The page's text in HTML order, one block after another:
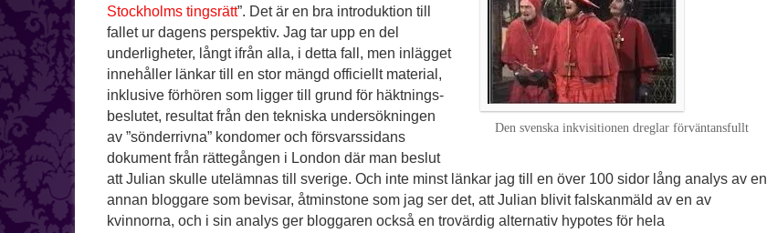
Den svenska inkvisitionen dreglar förväntansfullt
Stockholms tingsrätt”. Det är en bra introduktion till
fallet ur dagens perspektiv. Jag tar upp en del
underligheter, långt ifrån alla, i detta fall, men inlägget
innehåller länkar till en stor mängd officiellt material,
inklusive förhören som ligger till grund för häktnings­
beslutet, resultat från den tekniska under­sökningen
av ”sönderrivna” kondomer och försvarssidans
dokument från rättegången i London där man beslut
att Julian skulle utelämnas till sverige. Och inte minst länkar jag till en över 100 sidor lång analys av en
annan bloggare som bevisar, åtminstone som jag ser det, att Julian blivit falskanmäld av en av
kvinnorna, och i sin analys ger bloggaren också en trovärdig alternativ hypotes för hela